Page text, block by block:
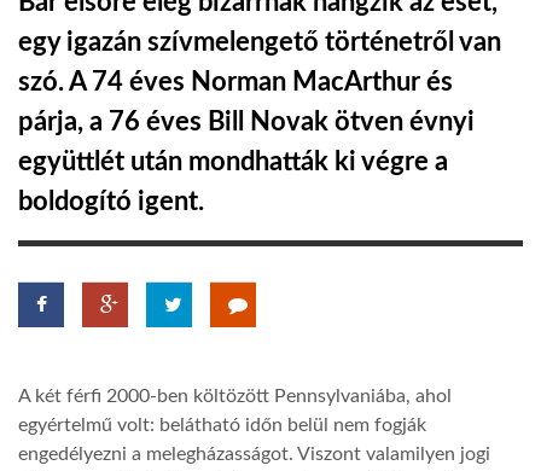
LINKTR.EE
GLOBOZSARU
DOBRAVERO.HU
LATIMO.HU
GLOBOBOOK
egy igazán szívmelengető történetről van
szó. A 74 éves Norman MacArthur és
párja, a 76 éves Bill Novak ötven évnyi
együttlét után mondhatták ki végre a
boldogító igent.
A két férfi 2000-ben költözött Pennsylvaniába, ahol
egyértelmű volt: belátható időn belül nem fogják
engedélyezni a melegházasságot. Viszont valamilyen jogi